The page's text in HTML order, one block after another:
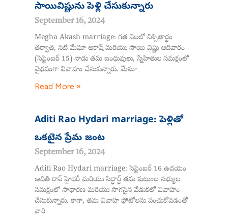
సాయివిష్ణును పెళ్లి చేసుకున్నారు
September 16, 2024
Megha Akash marriage: గత నెలలో నిశ్చితార్థం
తర్వాత, నటి మేఘా ఆకాష్ మరియు సాయి విష్ణు ఆదివారం
(సెప్టెంబర్ 15) నాడు తమ బంధువులు, స్నేహితుల సమక్షంలో
వైభవంగా వివాహం చేసుకున్నారు. మేఘా
Read More »
Aditi Rao Hydari marriage: పెళ్లితో
ఒకటైన ప్రేమ జంట
September 16, 2024
Aditi Rao Hydari marriage: సెప్టెంబర్ 16 ఉదయం
అదితి రావ్ హైదరీ మరియు సిద్ధార్థ్ తమ కుటుంబ సభ్యుల
సమక్షంలో సాధారణ మరియు సొగసైన వేడుకలో వివాహం
చేసుకున్నారు. కాగా, తమ వివాహ ఫోటోలను పంచుకోవడంతో
వారి